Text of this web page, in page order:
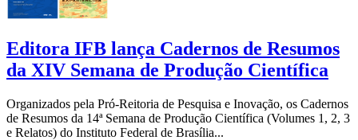
Editora IFB lança Cadernos de Resumos
da XIV Semana de Produção Científica
Organizados pela Pró-Reitoria de Pesquisa e Inovação, os Cadernos
de Resumos da 14ª Semana de Produção Científica (Volumes 1, 2, 3
e Relatos) do Instituto Federal de Brasília...